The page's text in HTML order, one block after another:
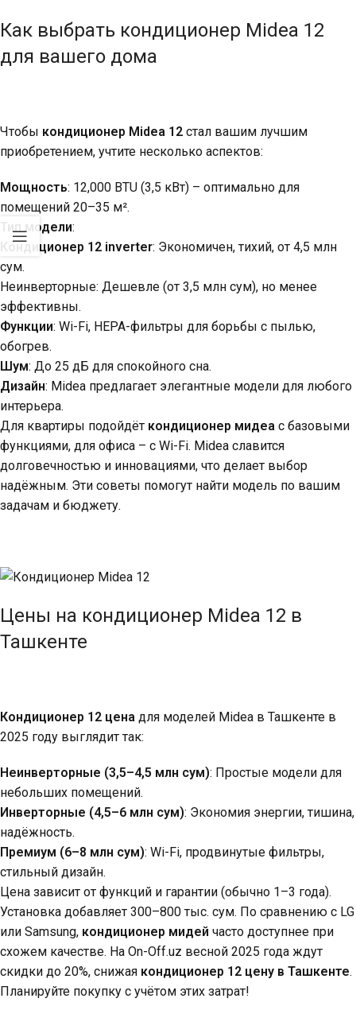
Как выбрать кондиционер Midea 12
для вашего дома
Чтобы кондиционер Midea 12 стал вашим лучшим
приобретением, учтите несколько аспектов:
Мощность: 12,000 BTU (3,5 кВт) – оптимально для
помещений 20–35 м².
Тип модели:
Кондиционер 12 inverter: Экономичен, тихий, от 4,5 млн
сум.
Неинверторные: Дешевле (от 3,5 млн сум), но менее
эффективны.
Функции: Wi-Fi, HEPA-фильтры для борьбы с пылью,
обогрев.
Шум: До 25 дБ для спокойного сна.
Дизайн: Midea предлагает элегантные модели для любого
интерьера.
Для квартиры подойдёт кондиционер мидеа с базовыми
функциями, для офиса – с Wi-Fi. Midea славится
долговечностью и инновациями, что делает выбор
надёжным. Эти советы помогут найти модель по вашим
задачам и бюджету.
Цены на кондиционер Midea 12 в
Ташкенте
Кондиционер 12 цена для моделей Midea в Ташкенте в
2025 году выглядит так:
Неинверторные (3,5–4,5 млн сум): Простые модели для
небольших помещений.
Инверторные (4,5–6 млн сум): Экономия энергии, тишина,
надёжность.
Премиум (6–8 млн сум): Wi-Fi, продвинутые фильтры,
стильный дизайн.
Цена зависит от функций и гарантии (обычно 1–3 года).
Установка добавляет 300–800 тыс. сум. По сравнению с LG
или Samsung, кондиционер мидей часто доступнее при
схожем качестве. На On-Off.uz весной 2025 года ждут
скидки до 20%, снижая кондиционер 12 цену в Ташкенте.
Планируйте покупку с учётом этих затрат!